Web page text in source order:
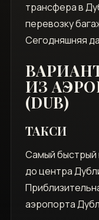
трансфера в
перевозку
Сегодняшняя
ИЗ
(DUB)
ТАКСИ
Самый быстрый
до центра
аэропорта